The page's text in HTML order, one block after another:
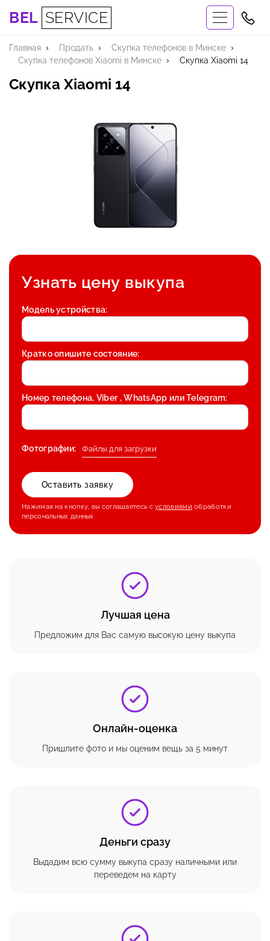
BEL SERVICE
Главная Продать
Скупка телефонов в Минске
Скупка телефонов Xiaomi в Минске
Скупка Xiaomi 14
Скупка Xiaomi 14
Узнать цену выкупа
Модель устройства:
Кратко опишите состояние:
Номер телефона, Viber , WhatsApp или Telegram:*
Фотографии: Файлы для загрузки
Нажимая на кнопку, вы соглашаетесь сусловиями обработки
персональных данных
Лучшая цена
Предложим для Вас самую высокую цену выкупа
Онлайн-оценка
Пришлите фото и мы оценим вещь за 5 минут
Деньги сразу
Выдадим всю сумму выкупа сразу наличными или
переведем на карту